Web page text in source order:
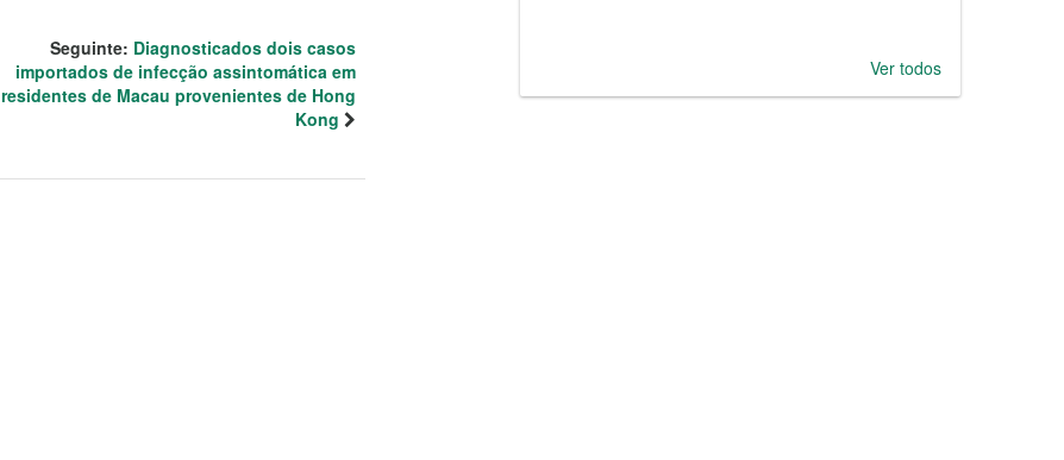
Seguinte: Diagnosticados dois casos
importados de infecção assintomática em
residentes de Macau provenientes de Hong
Kong
Ver todos